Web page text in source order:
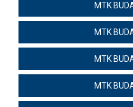
MTK
MTK
MTK
MTK